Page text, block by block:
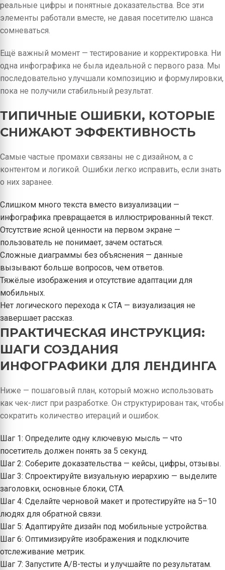
реальные цифры и понятные доказательства. Все эти
элементы работали вместе, не давая посетителю шанса
сомневаться.
Ещё важный момент — тестирование и корректировка. Ни
одна инфографика не была идеальной с первого раза. Мы
последовательно улучшали композицию и формулировки,
пока не получили стабильный результат.
ТИПИЧНЫЕ ОШИБКИ, КОТОРЫЕ
СНИЖАЮТ ЭФФЕКТИВНОСТЬ
Самые частые промахи связаны не с дизайном, а с
контентом и логикой. Ошибки легко исправить, если знать
о них заранее.
Слишком много текста вместо визуализации —
инфографика превращается в иллюстрированный текст.
Отсутствие ясной ценности на первом экране —
пользователь не понимает, зачем остаться.
Сложные диаграммы без объяснения — данные
вызывают больше вопросов, чем ответов.
Тяжёлые изображения и отсутствие адаптации для
мобильных.
Нет логического перехода к CTA — визуализация не
завершает рассказ.
ПРАКТИЧЕСКАЯ ИНСТРУКЦИЯ:
ШАГИ СОЗДАНИЯ
ИНФОГРАФИКИ ДЛЯ ЛЕНДИНГА
Ниже — пошаговый план, который можно использовать
как чек-лист при разработке. Он структурирован так, чтобы
сократить количество итераций и ошибок.
Шаг 1: Определите одну ключевую мысль — что
посетитель должен понять за 5 секунд.
Шаг 2: Соберите доказательства — кейсы, цифры, отзывы.
Шаг 3: Спроектируйте визуальную иерархию — выделите
заголовки, основные блоки, CTA.
Шаг 4: Сделайте черновой макет и протестируйте на 5–10
людях для обратной связи.
Шаг 5: Адаптируйте дизайн под мобильные устройства.
Шаг 6: Оптимизируйте изображения и подключите
отслеживание метрик.
Шаг 7: Запустите A/B-тесты и улучшайте по результатам.